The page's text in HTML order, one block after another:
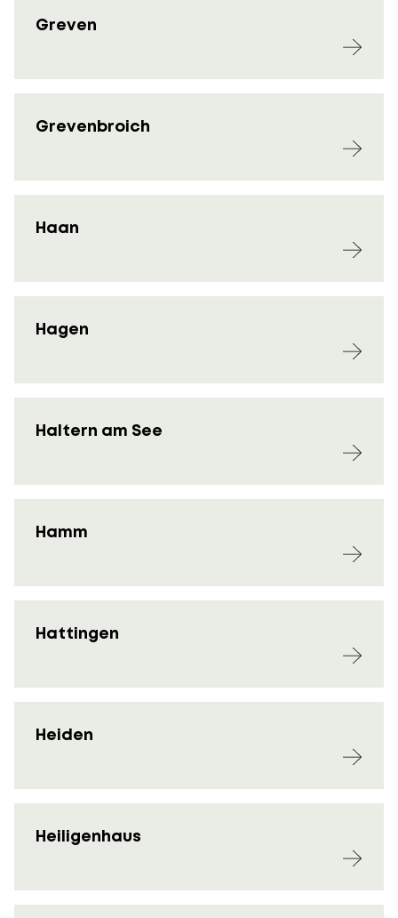
Greven
Grevenbroich
Haan
Hagen
Haltern am See
Hamm
Hattingen
Heiden
Heiligenhaus